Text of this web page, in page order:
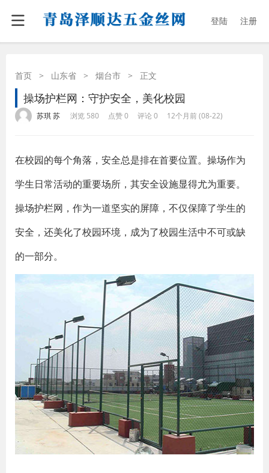
登陆 注册
首页 > 山东省 > 烟台市 > 正文
操场护栏网：守护安全，美化校园
苏琪 苏 浏览 580 点赞 0 评论 0 12个月前 (08-22)
在校园的每个角落，安全总是排在首要位置。操场作为
学生日常活动的重要场所，其安全设施显得尤为重要。
操场护栏网，作为一道坚实的屏障，不仅保障了学生的
安全，还美化了校园环境，成为了校园生活中不可或缺
的一部分。